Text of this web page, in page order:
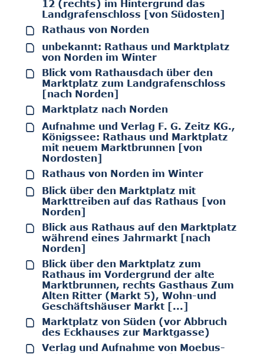
12 (rechts) im Hintergrund das
Landgrafenschloss [von Südosten]
Rathaus von Norden
unbekannt: Rathaus und Marktplatz
von Norden im Winter
Blick vom Rathausdach über den
Marktplatz zum Landgrafenschloss
[nach Norden]
Marktplatz nach Norden
Aufnahme und Verlag F. G. Zeitz KG.,
Königssee: Rathaus und Marktplatz
mit neuem Marktbrunnen [von
Nordosten]
Rathaus von Norden im Winter
Blick über den Marktplatz mit
Markttreiben auf das Rathaus [von
Norden]
Blick aus Rathaus auf den Marktplatz
während eines Jahrmarkt [nach
Norden]
Blick über den Marktplatz zum
Rathaus im Vordergrund der alte
Marktbrunnen, rechts Gasthaus Zum
Alten Ritter (Markt 5), Wohn-und
Geschäftshäuser Markt [...]
Marktplatz von Süden (vor Abbruch
des Eckhauses zur Marktgasse)
Verlag und Aufnahme von Moebus-